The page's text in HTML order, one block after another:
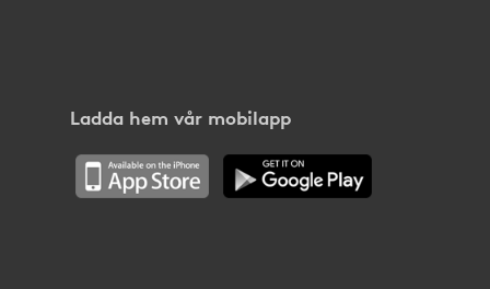
Ladda hem vår mobilapp